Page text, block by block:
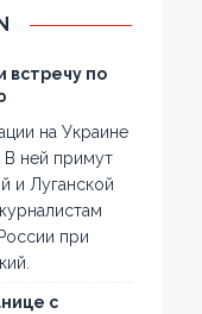
встречу по
на Украине
ней примут
и Луганской
при
с